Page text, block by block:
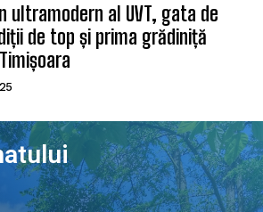
ultramodern al UVT, gata de
de top și prima grădiniță